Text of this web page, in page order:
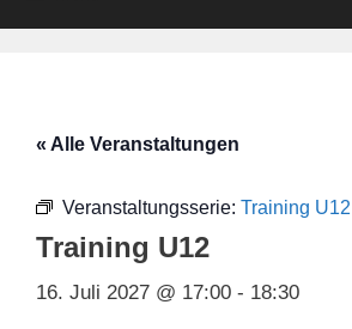
« Alle Veranstaltungen
Veranstaltungsserie: Training U12
Training U12
16. Juli 2027 @ 17:00 - 18:30